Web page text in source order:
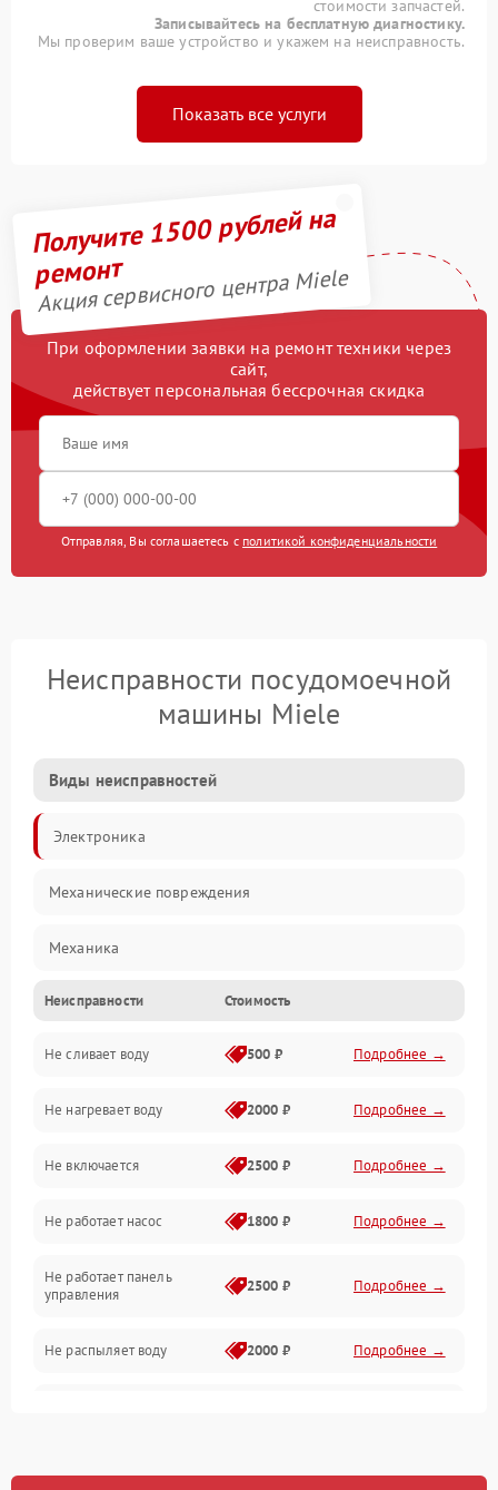
стоимости запчастей.
Записывайтесь на бесплатную диагностику.
Мы проверим ваше устройство и укажем на неисправность.
Показать все услуги
Получите 1500 рублей на
ремонт
Акция сервисного центра Miele
При оформлении заявки на ремонт техники через
сайт,
действует персональная бессрочная скидка
Отправляя, Вы соглашаетесь с политикой конфиденциальности
Неисправности посудомоечной
машины Miele
Виды неисправностей
Электроника
Механические повреждения
Механика
Управление
Электропитание
Датчики
Нагрев
Вода
Гигиена
Программное обеспечение
Неисправности Стоимость
Не сливает воду 500 ₽ Подробнее →
Не нагревает воду 2000 ₽ Подробнее →
Не включается 2500 ₽ Подробнее →
Не работает насос 1800 ₽ Подробнее →
Не работает панель
управления
2500 ₽ Подробнее →
Не распыляет воду 2000 ₽ Подробнее →
Проблемы с набором